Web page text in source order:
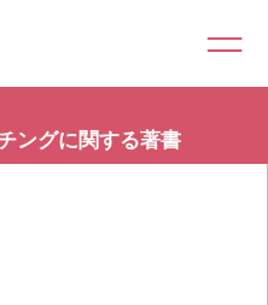
ングに関する著書